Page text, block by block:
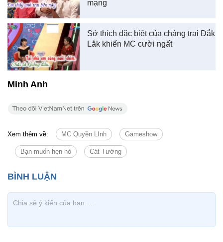
mạng
Sở thích đặc biệt của chàng trai Đắk
Lắk khiến MC cười ngất
Minh Anh
Xem thêm về: MC Quyền LInh Gameshow
Bạn muốn hẹn hò Cát Tường